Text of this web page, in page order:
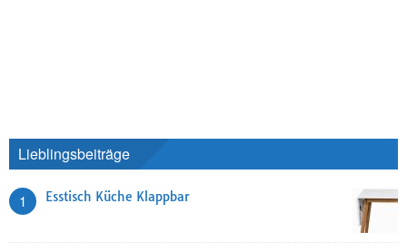
Lieblingsbeiträge
1 Esstisch Küche Klappbar